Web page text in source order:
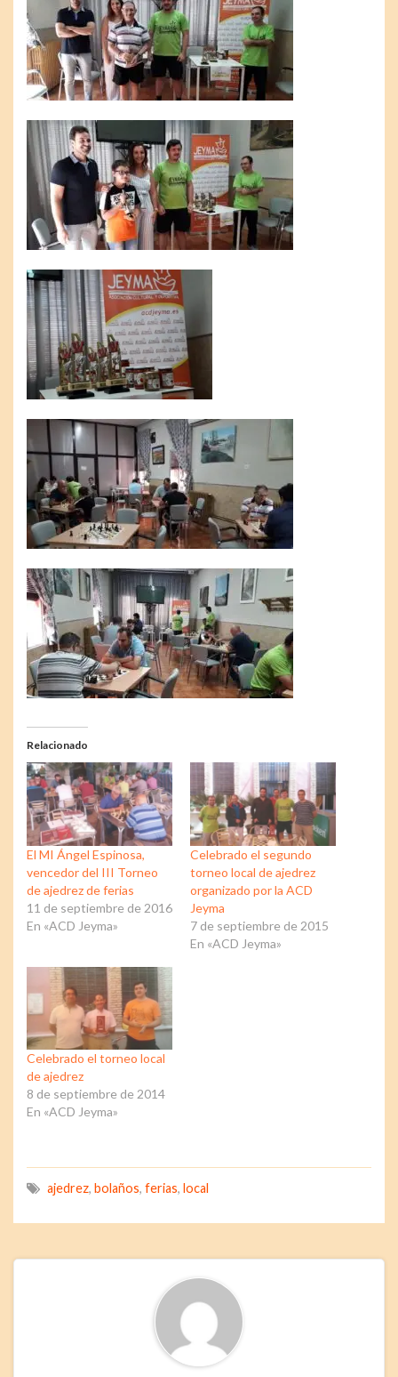
Relacionado
El MI Ángel Espinosa,
vencedor del III Torneo
de ajedrez de ferias
11 de septiembre de 2016
En «ACD Jeyma»
Celebrado el segundo
torneo local de ajedrez
organizado por la ACD
Jeyma
7 de septiembre de 2015
En «ACD Jeyma»
Celebrado el torneo local
de ajedrez
8 de septiembre de 2014
En «ACD Jeyma»
ajedrez, bolaños, ferias, local